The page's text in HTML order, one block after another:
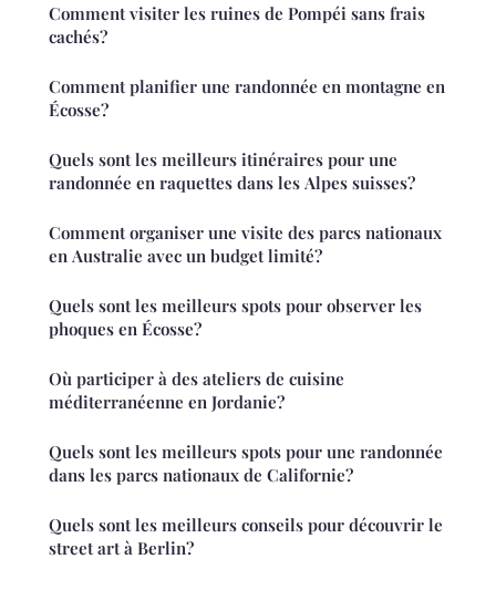
Comment visiter les ruines de Pompéi sans frais
cachés?
Comment planifier une randonnée en montagne en
Écosse?
Quels sont les meilleurs itinéraires pour une
randonnée en raquettes dans les Alpes suisses?
Comment organiser une visite des parcs nationaux
en Australie avec un budget limité?
Quels sont les meilleurs spots pour observer les
phoques en Écosse?
Où participer à des ateliers de cuisine
méditerranéenne en Jordanie?
Quels sont les meilleurs spots pour une randonnée
dans les parcs nationaux de Californie?
Quels sont les meilleurs conseils pour découvrir le
street art à Berlin?